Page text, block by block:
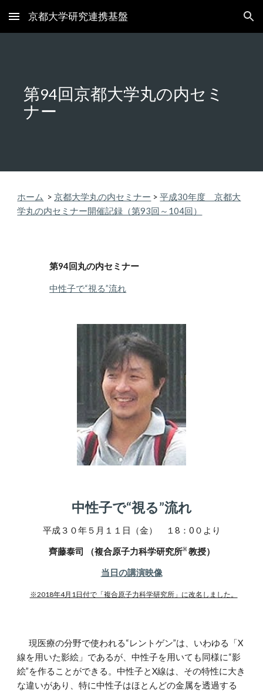
Skip to main content Skip to navigation
京都大学研究連携基盤
第94回京都大学丸の内セミ
ナー
ホーム >京都大学丸の内セミナー >平成30年度京都大
学丸の内セミナー開催記録（第93回～ 104回）
第94 回丸の内セミナー
中性子で“視る”流れ
中性子で“視る”流れ
平成３０年５ 月 １１ 日（金） １ 8 ： 0 ０より
齊藤泰司 （複合原子力科学研究所※教授）
当日の講演映像
※2018年4月1日付で「複合原子力科学研究所」に改名しました。
現医療の分野で使われる“レントゲン”は、いわゆる「X
線を用いた影絵」であるが、中性子を用いても同様に“影
絵”を作ることができる。中性子とX線は、その特性に大き
な違いがあり、特に中性子はほとんどの金属を透過する